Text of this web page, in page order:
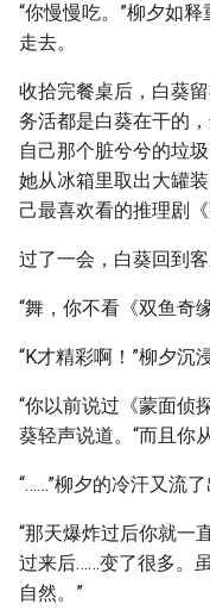
“你慢慢吃。”柳夕如
走去。
收拾完餐桌后，白葵
务活都是白葵在干的
自己那个脏兮兮的垃
她从冰箱里取出大罐
己最喜欢看的推理剧《
过了一会，白葵回到
“舞，你不看《双鱼奇
“K才精彩啊！”柳夕沉
“你以前说过《蒙面侦
葵轻声说道。“而且你
“……”柳夕的冷汗又流了
“那天爆炸过后你就一
过来后……变了很多。
自然。”